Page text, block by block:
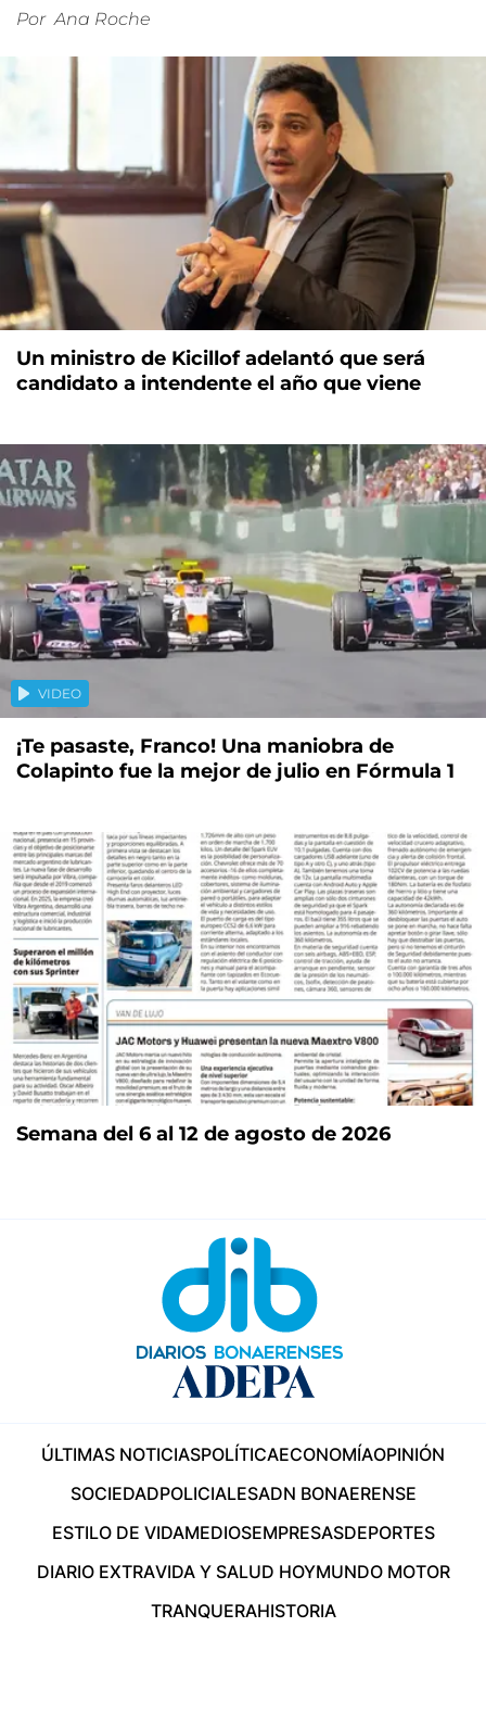
Por Ana Roche
Un ministro de Kicillof adelantó que será
candidato a intendente el año que viene
VIDEO
¡Te pasaste, Franco! Una maniobra de
Colapinto fue la mejor de julio en Fórmula 1
Semana del 6 al 12 de agosto de 2026
ÚLTIMAS NOTICIASPOLÍTICAECONOMÍAOPINIÓN
SOCIEDADPOLICIALESADN BONAERENSE
ESTILO DE VIDAMEDIOSEMPRESASDEPORTES
DIARIO EXTRAVIDA Y SALUD HOYMUNDO MOTOR
TRANQUERAHISTORIA